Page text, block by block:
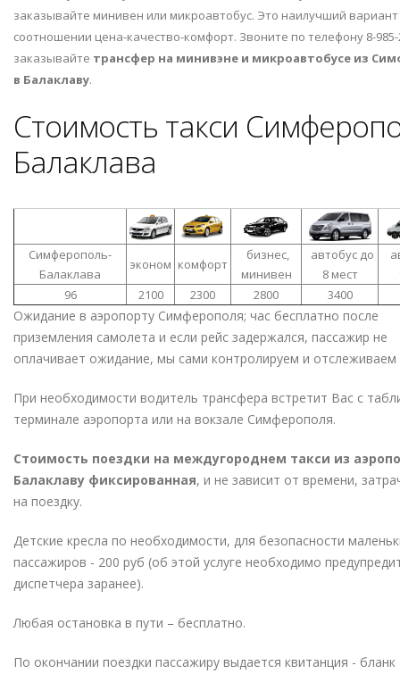
заказывайте минивен или микроавтобус. Это наилучший
соотношении цена-качество-комфорт. Звоните по телефону 8-985-
заказывайте трансфер на минивэне и микроавтобусе из
в Балаклаву.
Стоимость такси
Балаклава
Симферополь-
Балаклава
эконом комфорт
бизнес,
минивен
автобус до
8 мест
96
2100 2300 2800 3400
Ожидание в аэропорту Симферополя; час бесплатно после
приземления самолета и если рейс задержался, пассажир не
оплачивает ожидание, мы сами контролируем и отслеживаем
При необходимости водитель трансфера встретит Вас с
терминале аэропорта или на вокзале Симферополя.
Стоимость поездки на междугороднем такси из
Балаклаву фиксированная, и не зависит от времени,
на поездку.
Детские кресла по необходимости, для безопасности
пассажиров - 200 руб (об этой услуге необходимо
диспетчера заранее).
Любая остановка в пути – бесплатно.
По окончании поездки пассажиру выдается квитанция -